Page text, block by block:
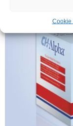
Cookie